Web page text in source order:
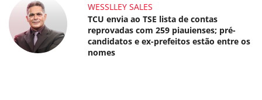
WESSLLEY SALES
TCU envia ao TSE lista de contas
reprovadas com 259 piauienses; pré-
candidatos e ex-prefeitos estão entre os
nomes